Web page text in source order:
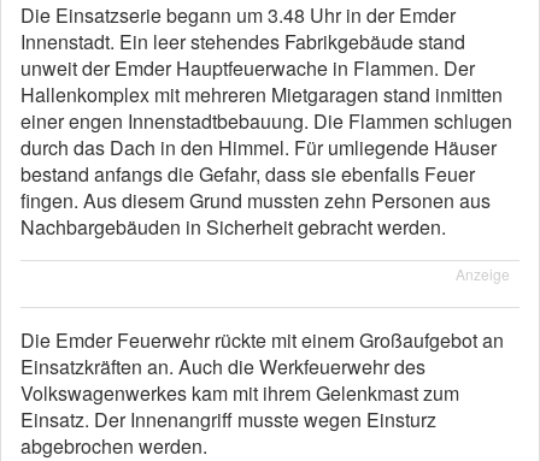
Die Einsatzserie begann um 3.48 Uhr in der Emder
Innenstadt. Ein leer stehendes Fabrikgebäude stand
unweit der Emder Hauptfeuerwache in Flammen. Der
Hallenkomplex mit mehreren Mietgaragen stand inmitten
einer engen Innenstadtbebauung. Die Flammen schlugen
durch das Dach in den Himmel. Für umliegende Häuser
bestand anfangs die Gefahr, dass sie ebenfalls Feuer
fingen. Aus diesem Grund mussten zehn Personen aus
Nachbargebäuden in Sicherheit gebracht werden.
Anzeige
Die Emder Feuerwehr rückte mit einem Großaufgebot an
Einsatzkräften an. Auch die Werkfeuerwehr des
Volkswagenwerkes kam mit ihrem Gelenkmast zum
Einsatz. Der Innenangriff musste wegen Einsturz
abgebrochen werden.